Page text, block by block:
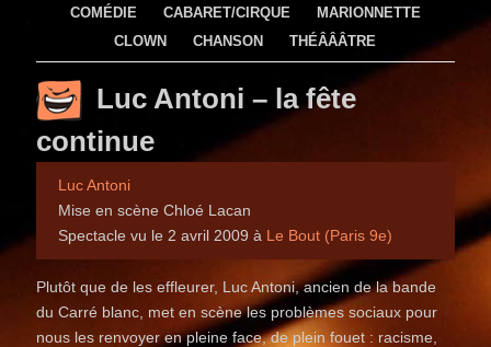
COMÉDIE
CABARET/CIRQUE
MARIONNETTE
CLOWN
CHANSON THÉÂÂÂTRE
Luc Antoni – la fête
continue
Luc Antoni
Mise en scène Chloé Lacan
Spectacle vu le 2 avril 2009 à Le Bout (Paris 9e)
Plutôt que de les effleurer, Luc Antoni, ancien de la bande
du Carré blanc, met en scène les problèmes sociaux pour
nous les renvoyer en pleine face, de plein fouet : racisme,